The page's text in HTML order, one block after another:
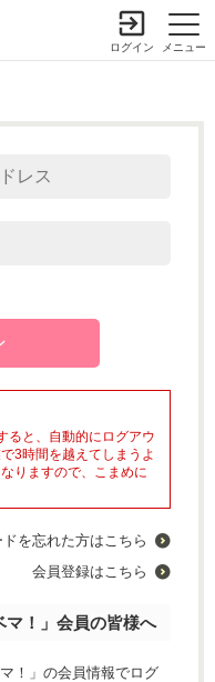
メニュー
ログイン
ると、自動的にログアウ
3時間を越えてしまうよ
りますので、こまめに
を忘れた方はこちら
会員登録はこちら
マ！」会員の皆様へ
！」の会員情報でログ